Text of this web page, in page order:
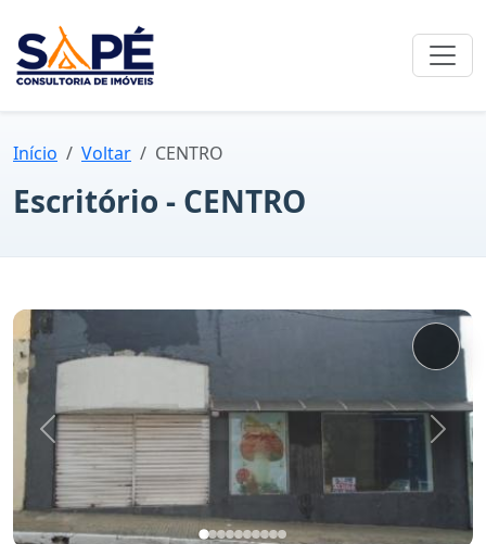
Início Voltar CENTRO
Escritório - CENTRO
Ver
fotos
Anterior